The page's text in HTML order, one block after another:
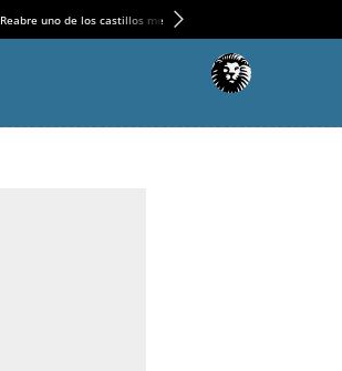
Reabre uno de los castillos medievales más espectaculares